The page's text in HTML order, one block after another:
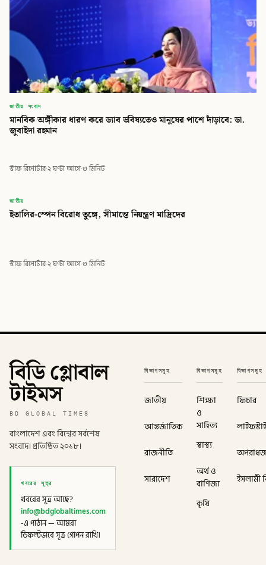
জাতীয় সংবাদ
মানবিক অঙ্গীকার ধারণ করে ড্যাব ভবিষ্যতেও মানুষের পাশে দাঁড়াবে: ডা.
জুবাইদা রহমান
স্টাফ রিপোর্টার·২ ঘণ্টা আগে·৩ মিনিট
বিডি
বিডি গ্লোবাল টাইমস
জাতীয়
ইতালির-স্পেন বিরোধ তুঙ্গে, সীমান্তে নিয়ন্ত্রণ মাদ্রিদের
স্টাফ রিপোর্টার·২ ঘণ্টা আগে·৩ মিনিট
বিডি গ্লোবাল
টাইমস
BD GLOBAL TIMES
বাংলাদেশ এবং বিশ্বের সর্বশেষ
সংবাদ। প্রতিষ্ঠিত ২০১৮।
খবরের সূত্র
খবরের সূত্র আছে?
info@bdglobaltimes.com
-এ পাঠান — আমরা
ডিফল্টভাবে সূত্র গোপন রাখি।
বিভাগসমূহ
জাতীয়
আন্তর্জাতিক
রাজনীতি
সারাদেশ
বিভাগসমূহ
শিক্ষা
ও
সাহিত্য
স্বাস্থ্য
অর্থ ও
বাণিজ্য
কৃষি
বিভাগসমূহ
ফিচার
ইসলামী